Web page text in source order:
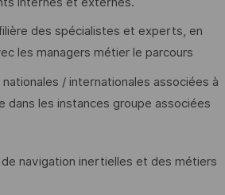
des spécialistes et experts, en
les managers métier le parcours
/ internationales associées à
dans les instances groupe associées
navigation inertielles et des métiers